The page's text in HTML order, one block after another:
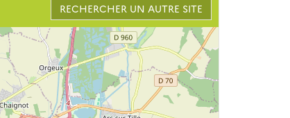
RECHERCHER UN AUTRE SITE